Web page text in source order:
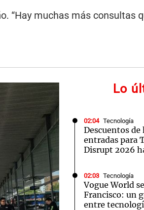
“Hay muchas más consultas
Lo
02:04 Tecnología
Descuentos
entradas para
Disrupt 2026
02:03 Tecnología
Vogue World
Francisco: un
entre